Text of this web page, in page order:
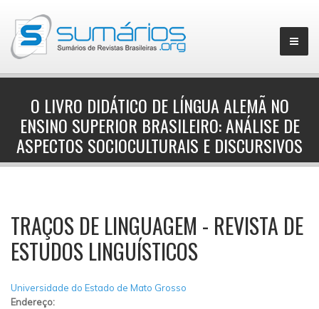
▼
O LIVRO DIDÁTICO DE LÍNGUA ALEMÃ NO
ENSINO SUPERIOR BRASILEIRO: ANÁLISE DE
ASPECTOS SOCIOCULTURAIS E DISCURSIVOS
TRAÇOS DE LINGUAGEM - REVISTA DE
ESTUDOS LINGUÍSTICOS
Universidade do Estado de Mato Grosso
Endereço: